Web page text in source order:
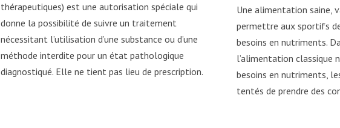
thérapeutiques) est une autorisation spéciale qui
donne la possibilité de suivre un traitement
nécessitant l’utilisation d’une substance ou d’une
méthode interdite pour un état pathologique
diagnostiqué. Elle ne tient pas lieu de prescription.
Une alimentation saine,
permettre aux sportifs
besoins en nutriments.
l’alimentation classique
besoins en nutriments,
tentés de prendre des